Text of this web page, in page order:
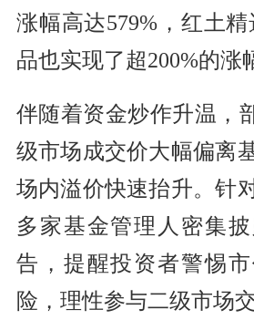
涨幅高达579%，红土
品也实现了超200%的涨
伴随着资金炒作升温，
级市场成交价大幅偏离
场内溢价快速抬升。针
多家基金管理人密集
告，提醒投资者警惕
险，理性参与二级市场交